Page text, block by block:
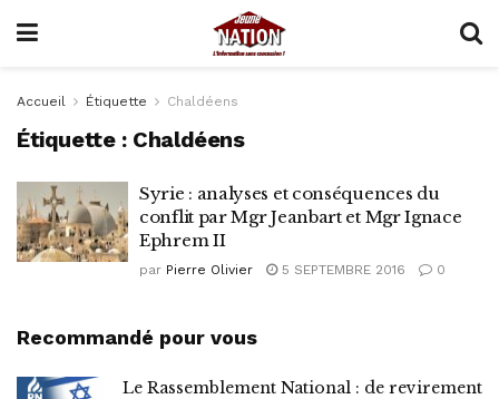
Accueil Étiquette Chaldéens
Étiquette : Chaldéens
Syrie : analyses et conséquences du
conflit par Mgr Jeanbart et Mgr Ignace
Ephrem II
par Pierre Olivier 5 SEPTEMBRE 2016 0
Recommandé pour vous
Le Rassemblement National : de revirement